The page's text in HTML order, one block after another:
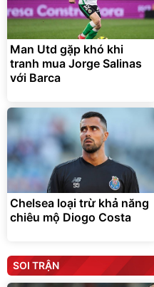
Man Utd gặp khó khi
tranh mua Jorge Salinas
với Barca
Chelsea loại trừ khả năng
chiêu mộ Diogo Costa
SOI TRẬN